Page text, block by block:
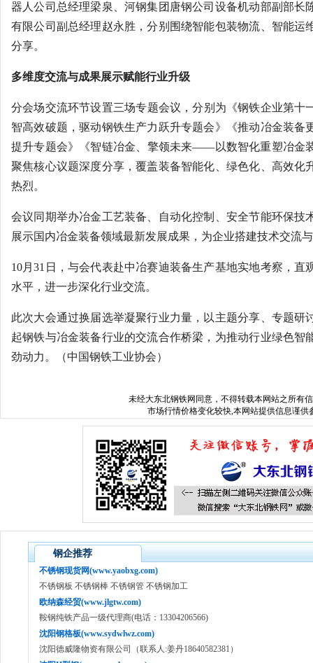
器人公司总经理梁泉、河钢集团唐钢公司设备机动部副部长
有限公司副总经理赵永胜，分别围绕智能包装物流、智能运
分享。
多维度交流与成果展示赋能行业升级
分会场交流环节设置三场专题会议，分别为《钢铁企业第
智高效破题，驱动钢铁生产力跃升专题会》《推动冶金装备
提升专题会》《智链冶金、擎领未来——以数智化重塑冶金
聚焦核心议题深度分享，覆盖装备智能化、绿色化、高效化
热烈。
会议同期举办冶金工艺装备、自动化控制、安全节能环保技
展示国内冶金装备领域最新发展成果，为企业搭建技术交流
10月31日，与会代表赴中冶赛迪装备生产基地实地考察，直
水平，进一步深化行业交流。
此次大会通过换届选举凝聚行业力量，以主题分享、专题研
起钢铁与冶金装备行业的交流合作桥梁，为推动行业绿色智
劲动力。（中国钢铁工业协会）
未经大东北钢铁网 同意，不得转载本网站之所有
市场行情价格变化较快,本网站提供信息谨供
钢企推荐
不锈钢现货网(www.yaobxg.com)
不锈钢板 不锈钢棒 不锈钢管 不锈钢加工
欧纳森经贸(www.jlgtw.com)
鞍钢纯铁产品一级代理商(电话：13304206566)
沈阳钢格板(www.sydwlwz.com)
沈阳德威隆物资有限公司（联系人:姜丹18640582381）